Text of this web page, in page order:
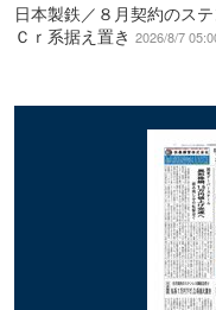
日本製鉄／８月契約のス
Ｃｒ系据え置き 2026/8/7